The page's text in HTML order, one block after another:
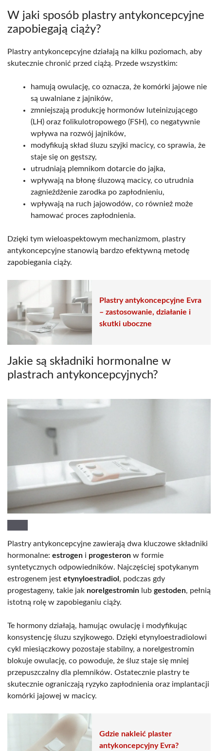
W jaki sposób plastry antykoncepcyjne
zapobiegają ciąży?
Plastry antykoncepcyjne działają na kilku poziomach, aby
skutecznie chronić przed ciążą. Przede wszystkim:
hamują owulację, co oznacza, że komórki jajowe nie
są uwalniane z jajników,
zmniejszają produkcję hormonów luteinizującego
(LH) oraz folikulotropowego (FSH), co negatywnie
wpływa na rozwój jajników,
modyfikują skład śluzu szyjki macicy, co sprawia, że
staje się on gęstszy,
utrudniają plemnikom dotarcie do jajka,
wpływają na błonę śluzową macicy, co utrudnia
zagnieżdżenie zarodka po zapłodnieniu,
wpływają na ruch jajowodów, co również może
hamować proces zapłodnienia.
Dzięki tym wieloaspektowym mechanizmom, plastry
antykoncepcyjne stanowią bardzo efektywną metodę
zapobiegania ciąży.
Plastry antykoncepcyjne Evra
– zastosowanie, działanie i
skutki uboczne
Jakie są składniki hormonalne w
plastrach antykoncepcyjnych?
Plastry antykoncepcyjne zawierają dwa kluczowe składniki
hormonalne: estrogen i progesteron w formie
syntetycznych odpowiedników. Najczęściej spotykanym
estrogenem jest etynyloestradiol , podczas gdy
progestageny, takie jak norelgestromin lub gestoden, pełnią
istotną rolę w zapobieganiu ciąży.
Te hormony działają, hamując owulację i modyfikując
konsystencję śluzu szyjkowego. Dzięki etynyloestradiolowi
cykl miesiączkowy pozostaje stabilny, a norelgestromin
blokuje owulację, co powoduje, że śluz staje się mniej
przepuszczalny dla plemników. Ostatecznie plastry te
skutecznie ograniczają ryzyko zapłodnienia oraz implantacji
komórki jajowej w macicy.
Gdzie nakleić plaster
antykoncepcyjny Evra?